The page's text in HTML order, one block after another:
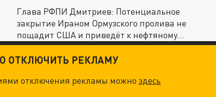
Глава РФПИ Дмитриев: Потенциальное
закрытие Ираном Ормузского пролива не
пощадит США и приведёт к нефтяному...
ОТКЛЮЧИТЬ РЕКЛАМУ
отключения рекламы можноздесь